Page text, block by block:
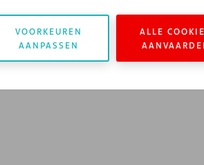
VOORKEUREN
AANPASSEN
ALLE